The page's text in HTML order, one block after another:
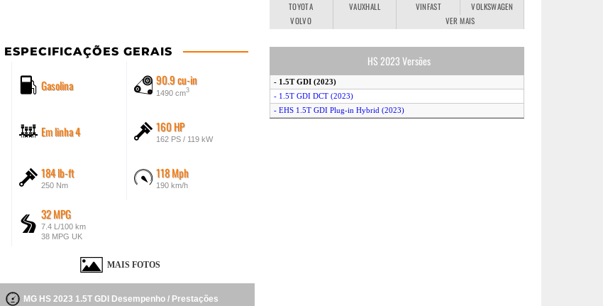
ESPECIFICAÇÕES GERAIS
Gasolina 90.9 cu-in
1490 cm3
Em linha 4 160 HP
162 PS / 119 kW
184 lb-ft
250 Nm
118 Mph
190 km/h
32 MPG
7.4 L/100 km
38 MPG UK
MAIS FOTOS
MG HS 2023 1.5T GDI Desempenho / Prestações
TOYOTA
VAUXHALL VINFAST
VOLKSWAGEN
VOLVO
VER MAIS
HS 2023 Versões
- 1.5T GDI (2023)
- 1.5T GDI DCT (2023)
- EHS 1.5T GDI Plug-in Hybrid (2023)